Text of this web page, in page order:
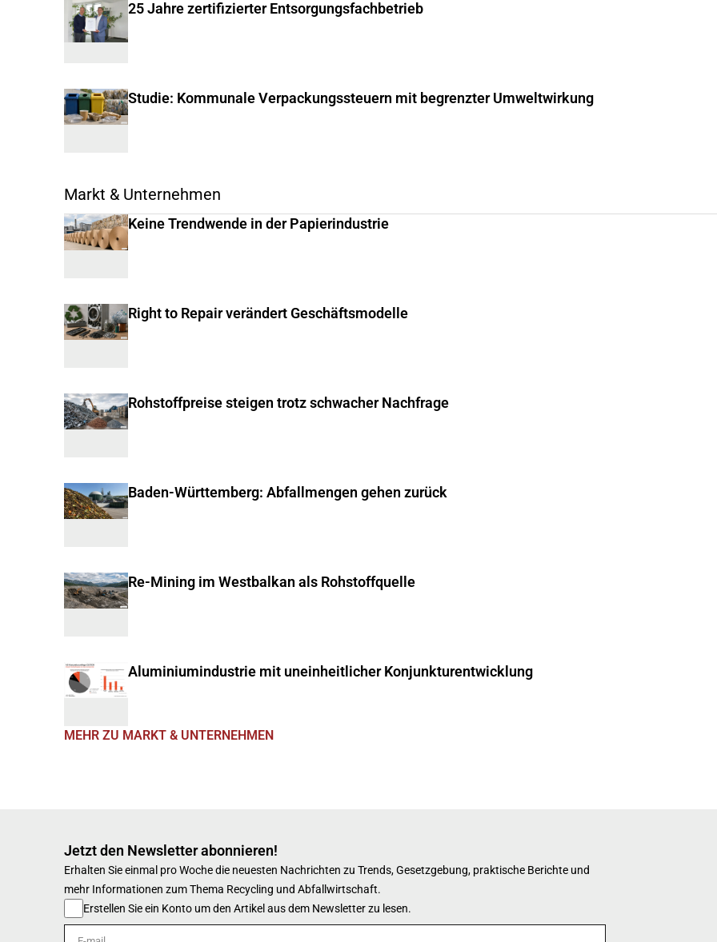
25 Jahre zertifizierter Entsorgungsfachbetrieb
Studie: Kommunale Verpackungssteuern mit begrenzter Umweltwirkung
Markt & Unternehmen
Keine Trendwende in der Papierindustrie
Right to Repair verändert Geschäftsmodelle
Rohstoffpreise steigen trotz schwacher Nachfrage
Baden-Württemberg: Abfallmengen gehen zurück
Re-Mining im Westbalkan als Rohstoffquelle
Aluminiumindustrie mit uneinheitlicher Konjunkturentwicklung
MEHR ZU MARKT & UNTERNEHMEN
Jetzt den Newsletter abonnieren!
Erhalten Sie einmal pro Woche die neuesten Nachrichten zu Trends, Gesetzgebung, praktische Berichte und
mehr Informationen zum Thema Recycling und Abfallwirtschaft.
Erstellen Sie ein Konto um den Artikel aus dem Newsletter zu lesen.
E-mail